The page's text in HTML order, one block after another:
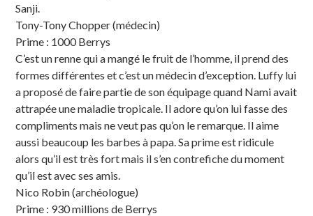
Sanji.
Tony-Tony Chopper (médecin)
Prime : 1000 Berrys
C’est un renne qui a mangé le fruit de l’homme, il prend des
formes différentes et c’est un médecin d’exception. Luffy lui
a proposé de faire partie de son équipage quand Nami avait
attrapée une maladie tropicale. Il adore qu’on lui fasse des
compliments mais ne veut pas qu’on le remarque. Il aime
aussi beaucoup les barbes à papa. Sa prime est ridicule
alors qu’il est très fort mais il s’en contrefiche du moment
qu’il est avec ses amis.
Nico Robin (archéologue)
Prime : 930 millions de Berrys